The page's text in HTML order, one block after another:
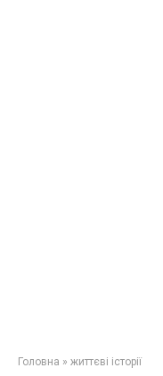
Головна » життєві історії